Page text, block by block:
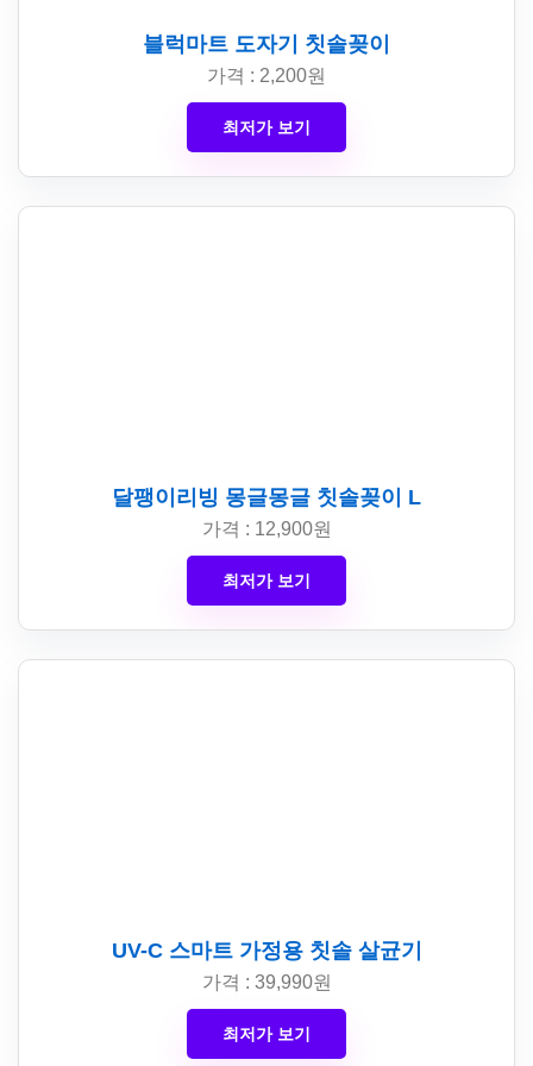
블럭마트 도자기 칫솔꽂이
가격 : 2,200원
최저가 보기
달팽이리빙 몽글몽글 칫솔꽂이 L
가격 : 12,900원
최저가 보기
UV-C 스마트 가정용 칫솔 살균기
가격 : 39,990원
최저가 보기